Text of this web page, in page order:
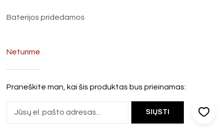
Baterijos pridedamos
Neturime
Praneškite man, kai šis produktas bus prieinamas: